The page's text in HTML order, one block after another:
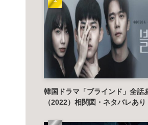
韓国ドラマ「ブラインド」全話
（2022）相関図・ネタバレあり